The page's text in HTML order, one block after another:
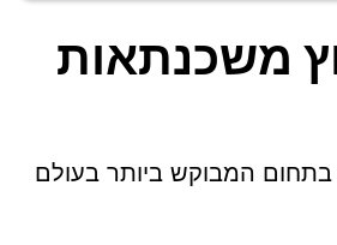
משכנתאות
בתחום המבוקש ביותר בעולם